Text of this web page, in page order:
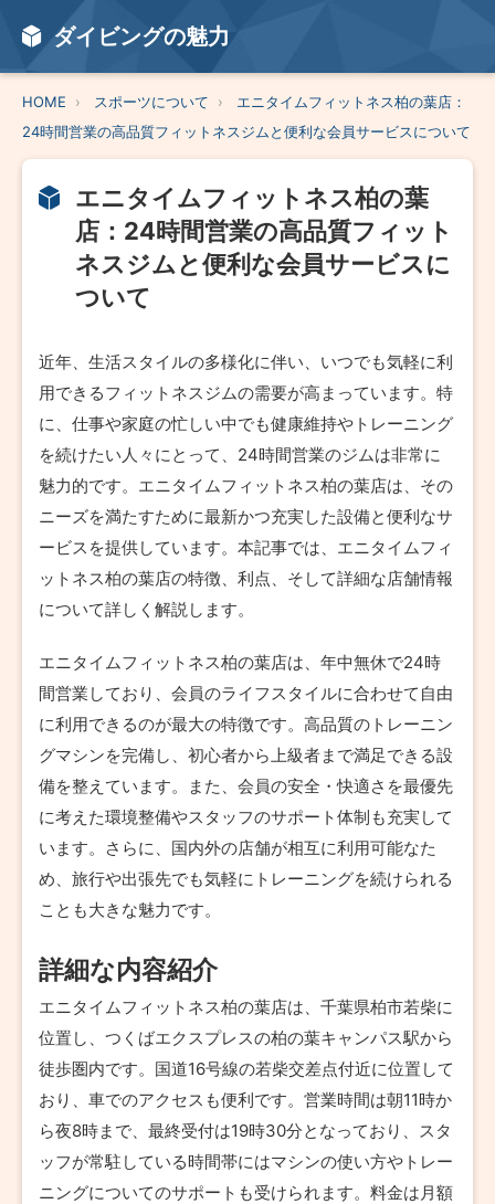
ダイビングの魅力
HOME スポーツについて
エニタイムフィットネス柏の葉店：
24時間営業の高品質フィットネスジムと便利な会員サービスについて
エニタイムフィットネス柏の葉
店：24時間営業の高品質フィット
ネスジムと便利な会員サービスに
ついて
近年、生活スタイルの多様化に伴い、いつでも気軽に利
用できるフィットネスジムの需要が高まっています。特
に、仕事や家庭の忙しい中でも健康維持やトレーニング
を続けたい人々にとって、24時間営業のジムは非常に
魅力的です。エニタイムフィットネス柏の葉店は、その
ニーズを満たすために最新かつ充実した設備と便利なサ
ービスを提供しています。本記事では、エニタイムフィ
ットネス柏の葉店の特徴、利点、そして詳細な店舗情報
について詳しく解説します。
エニタイムフィットネス柏の葉店は、年中無休で24時
間営業しており、会員のライフスタイルに合わせて自由
に利用できるのが最大の特徴です。高品質のトレーニン
グマシンを完備し、初心者から上級者まで満足できる設
備を整えています。また、会員の安全・快適さを最優先
に考えた環境整備やスタッフのサポート体制も充実して
います。さらに、国内外の店舗が相互に利用可能なた
め、旅行や出張先でも気軽にトレーニングを続けられる
ことも大きな魅力です。
詳細な内容紹介
エニタイムフィットネス柏の葉店は、千葉県柏市若柴に
位置し、つくばエクスプレスの柏の葉キャンパス駅から
徒歩圏内です。国道16号線の若柴交差点付近に位置して
おり、車でのアクセスも便利です。営業時間は朝11時か
ら夜8時まで、最終受付は19時30分となっており、スタ
ッフが常駐している時間帯にはマシンの使い方やトレー
ニングについてのサポートも受けられます。料金は月額